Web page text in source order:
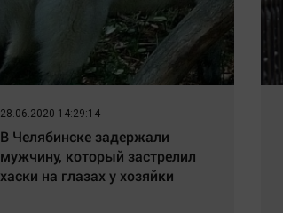
28.06.2020 14:29:14
В Челябинске задержали
мужчину, который застрелил
хаски на глазах у хозяйки